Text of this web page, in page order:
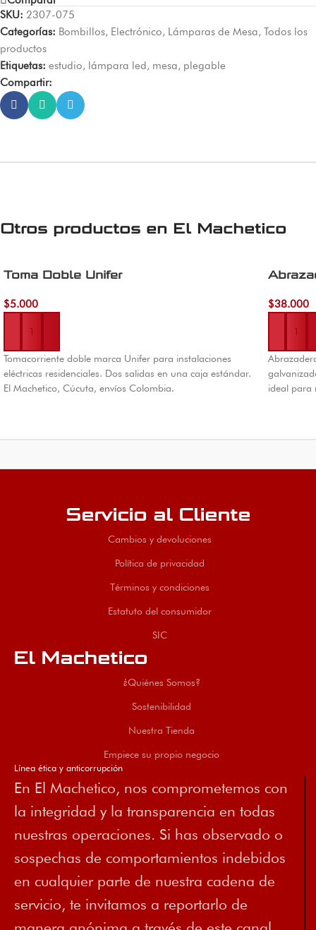
SKU: 2307-075
Categorías: Bombillos, Electrónico, Lámparas de Mesa, Todos los
productos
Etiquetas: estudio, lámpara led, mesa, plegable
Compartir:
Otros productos en El Machetico
Toma Doble Unifer
$5.000
Añadir al carrito
Tomacorriente doble marca Unifer para instalaciones
eléctricas residenciales. Dos salidas en una caja estándar.
El Machetico, Cúcuta, envíos Colombia.
$38.000
Añadir al
ideal para
Servicio al Cliente
Cambios y devoluciones
Política de privacidad
Términos y condiciones
Estatuto del consumidor
SIC
El Machetico
¿Quiénes Somos?
Sostenibilidad
Nuestra Tienda
Empiece su propio negocio
Línea ética y anticorrupción
En El Machetico, nos comprometemos con
la integridad y la transparencia en todas
nuestras operaciones. Si has observado o
sospechas de comportamientos indebidos
en cualquier parte de nuestra cadena de
servicio, te invitamos a reportarlo de